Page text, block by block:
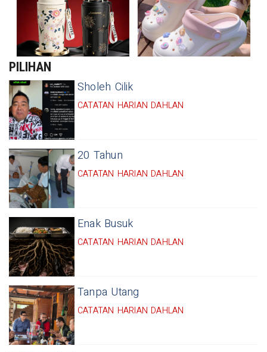
PILIHAN
Sholeh Cilik
CATATAN HARIAN DAHLAN
20 Tahun
CATATAN HARIAN DAHLAN
Enak Busuk
CATATAN HARIAN DAHLAN
Tanpa Utang
CATATAN HARIAN DAHLAN